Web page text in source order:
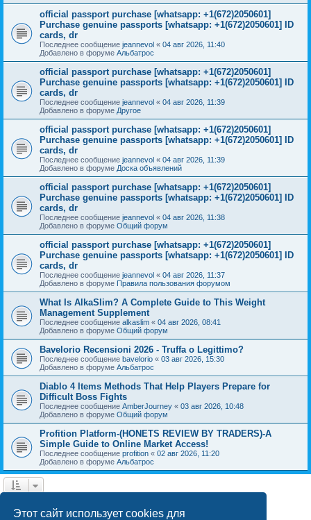
Этот сайт использует cookies для
official passport purchase [whatsapp: +1(672)2050601]
Purchase genuine passports [whatsapp: +1(672)2050601] ID
cards, dr
Последнее сообщение jeannevol « 04 авг 2026, 11:40
Добавлено в форуме Альбатрос
official passport purchase [whatsapp: +1(672)2050601]
Purchase genuine passports [whatsapp: +1(672)2050601] ID
cards, dr
Последнее сообщение jeannevol « 04 авг 2026, 11:39
Добавлено в форуме Другое
official passport purchase [whatsapp: +1(672)2050601]
Purchase genuine passports [whatsapp: +1(672)2050601] ID
cards, dr
Последнее сообщение jeannevol « 04 авг 2026, 11:39
Добавлено в форуме Доска объявлений
official passport purchase [whatsapp: +1(672)2050601]
Purchase genuine passports [whatsapp: +1(672)2050601] ID
cards, dr
Последнее сообщение jeannevol « 04 авг 2026, 11:38
Добавлено в форуме Общий форум
official passport purchase [whatsapp: +1(672)2050601]
Purchase genuine passports [whatsapp: +1(672)2050601] ID
cards, dr
Последнее сообщение jeannevol « 04 авг 2026, 11:37
Добавлено в форуме Правила пользования форумом
What Is AlkaSlim? A Complete Guide to This Weight
Management Supplement
Последнее сообщение alkaslim « 04 авг 2026, 08:41
Добавлено в форуме Общий форум
Bavelorio Recensioni 2026 - Truffa o Legittimo?
Последнее сообщение bavelorio « 03 авг 2026, 15:30
Добавлено в форуме Альбатрос
Diablo 4 Items Methods That Help Players Prepare for
Difficult Boss Fights
Последнее сообщение AmberJourney « 03 авг 2026, 10:48
Добавлено в форуме Общий форум
Profition Platform-(HONETS REVIEW BY TRADERS)-A
Simple Guide to Online Market Access!
Последнее сообщение profition « 02 авг 2026, 11:20
Добавлено в форуме Альбатрос